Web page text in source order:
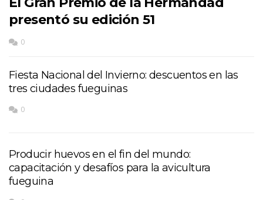
presentó su edición 51
0
Fiesta Nacional del Invierno: descuentos en las
tres ciudades fueguinas
0
Producir huevos en el fin del mundo:
capacitación y desafíos para la avicultura
fueguina